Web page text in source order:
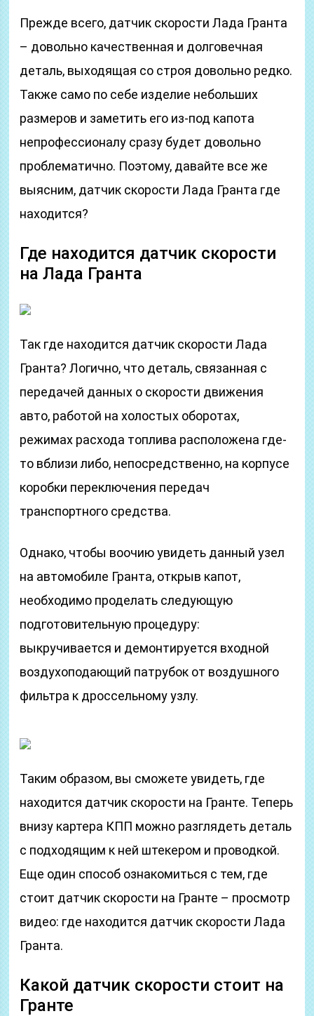
Прежде всего, датчик скорости Лада Гранта
– довольно качественная и долговечная
деталь, выходящая со строя довольно редко.
Также само по себе изделие небольших
размеров и заметить его из-под капота
непрофессионалу сразу будет довольно
проблематично. Поэтому, давайте все же
выясним, датчик скорости Лада Гранта где
находится?
Где находится датчик скорости
на Лада Гранта
Так где находится датчик скорости Лада
Гранта? Логично, что деталь, связанная с
передачей данных о скорости движения
авто, работой на холостых оборотах,
режимах расхода топлива расположена где-
то вблизи либо, непосредственно, на корпусе
коробки переключения передач
транспортного средства.
Однако, чтобы воочию увидеть данный узел
на автомобиле Гранта, открыв капот,
необходимо проделать следующую
подготовительную процедуру:
выкручивается и демонтируется входной
воздухоподающий патрубок от воздушного
фильтра к дроссельному узлу.
Таким образом, вы сможете увидеть, где
находится датчик скорости на Гранте. Теперь
внизу картера КПП можно разглядеть деталь
с подходящим к ней штекером и проводкой.
Еще один способ ознакомиться с тем, где
стоит датчик скорости на Гранте – просмотр
видео: где находится датчик скорости Лада
Гранта.
Какой датчик скорости стоит на
Гранте